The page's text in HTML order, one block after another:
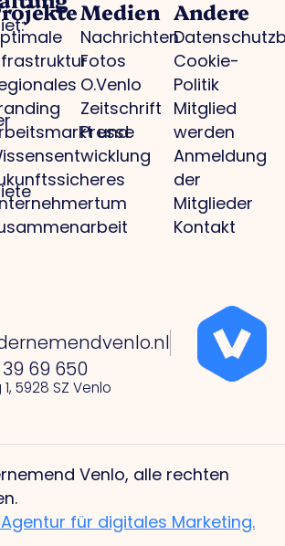
und
Medien
Nachrichten
Fotos
O.Venlo
Zeitschrift
Presse
Andere
Cookie-
Politik
Mitglied
werden
Anmeldung
der
Mitglieder
Kontakt
69 650
5928 SZ Venlo
Venlo, alle rechten
für digitales Marketing.